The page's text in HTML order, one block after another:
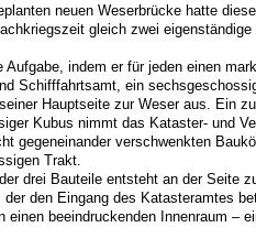
neuen Weserbrücke hatte
gleich zwei eigenständige
Aufgabe, indem er für jeden einen
Schifffahrtsamt, ein
Hauptseite zur Weser aus. Ein
Kubus nimmt das Kataster- und
gegeneinander verschwenkten
Trakt.
der drei Bauteile entsteht an der Seite
der den Eingang des Katasteramtes
einen beeindruckenden Innenraum –